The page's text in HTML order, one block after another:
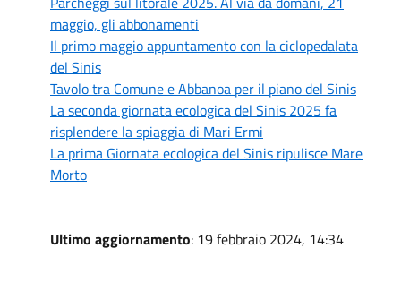
maggio, gli abbonamenti
Il primo maggio appuntamento con la ciclopedalata
del Sinis
Tavolo tra Comune e Abbanoa per il piano del Sinis
La seconda giornata ecologica del Sinis 2025 fa
risplendere la spiaggia di Mari Ermi
La prima Giornata ecologica del Sinis ripulisce Mare
Morto
Ultimo aggiornamento: 19 febbraio 2024, 14:34